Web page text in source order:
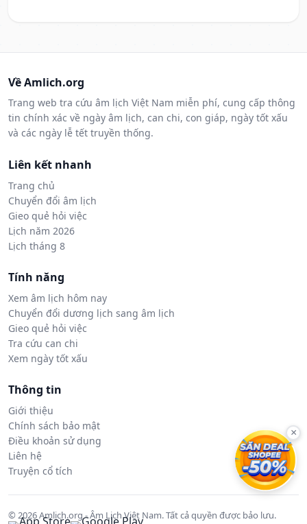
Về Amlich.org
Trang web tra cứu âm lịch Việt Nam miễn phí, cung cấp thông
tin chính xác về ngày âm lịch, can chi, con giáp, ngày tốt xấu
và các ngày lễ tết truyền thống.
Liên kết nhanh
Trang chủ
Chuyển đổi âm lịch
Gieo quẻ hỏi việc
Lịch năm 2026
Lịch tháng 8
Tính năng
Xem âm lịch hôm nay
Chuyển đổi dương lịch sang âm lịch
Gieo quẻ hỏi việc
Tra cứu can chi
Xem ngày tốt xấu
Thông tin
Giới thiệu
Chính sách bảo mật
Điều khoản sử dụng
Liên hệ
Truyện cổ tích
© 2026 Amlich.org - Âm Lịch Việt Nam. Tất cả quyền được bảo lưu.
×